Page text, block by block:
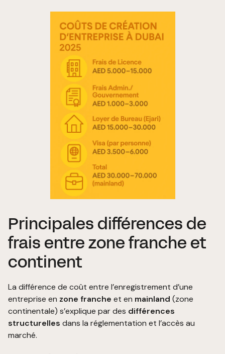
Principales différences de
frais entre zone franche et
continent
La différence de coût entre l’enregistrement d’une
entreprise en zone franche et en mainland (zone
continentale) s’explique par des différences
structurelles dans la réglementation et l’accès au
marché.